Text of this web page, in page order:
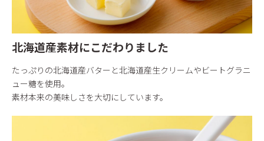
北海道産素材にこだわりました
たっぷりの北海道産バターと北海道産生クリームやビートグラニ
ュー糖を使用。
素材本来の美味しさを大切にしています。